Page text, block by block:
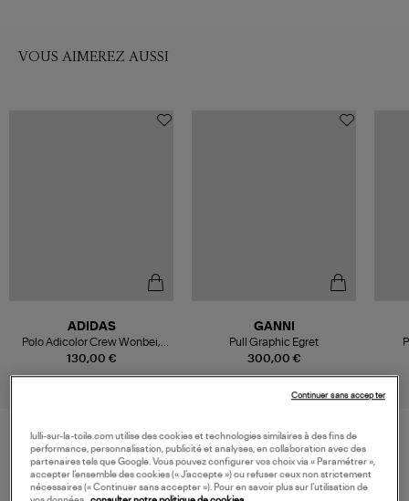
VOUS AIMEREZ AUSSI
130,00 €
ADIDAS
Polo Adicolor Crew Wonbei,
Asian Pack
300,00 €
GANNI
Pull Graphic Egret
VOS DERNIERS PRODUITS VUS
lulli-sur-la-toile.com utilise des cookies et technologies similaires à des fins de
performance, personnalisation, publicité et analyses, en collaboration avec des
partenaires tels que Google. Vous pouvez configurer vos choix via « Paramétrer »,
accepter l’ensemble des cookies (« J’accepte ») ou refuser ceux non strictement
nécessaires (« Continuer sans accepter »). Pour en savoir plus sur l’utilisation de
Continuer sans accepter